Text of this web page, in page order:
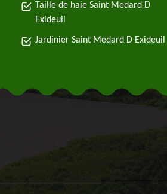
Taille de haie Saint Medard D
Exideuil
Jardinier Saint Medard D Exideuil